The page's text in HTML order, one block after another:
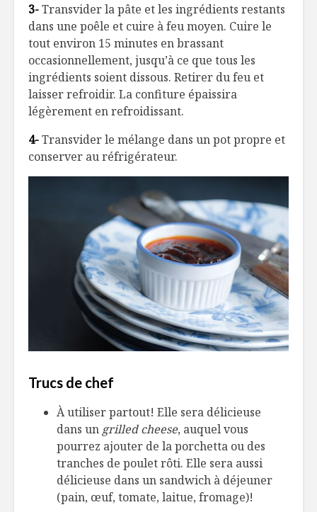
3-Transvider la pâte et les ingrédients restants
dans une poêle et cuire à feu moyen. Cuire le
tout environ 15 minutes en brassant
occasionnellement, jusqu’à ce que tous les
ingrédients soient dissous. Retirer du feu et
laisser refroidir. La confiture épaissira
légèrement en refroidissant.
4-Transvider le mélange dans un pot propre et
conserver au réfrigérateur.
Trucs de chef
À utiliser partout! Elle sera délicieuse
dans un grilled cheese, auquel vous
pourrez ajouter de la porchetta ou des
tranches de poulet rôti. Elle sera aussi
délicieuse dans un sandwich à déjeuner
(pain, œuf, tomate, laitue, fromage)!